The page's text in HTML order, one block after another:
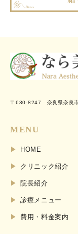
〒630-8247 奈良県奈良
MENU
HOME
クリニック紹介
院長紹介
診療メニュー
費用・料金案内